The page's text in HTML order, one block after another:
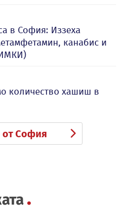
в София: Иззеха
канабис и
количество хашиш в
София